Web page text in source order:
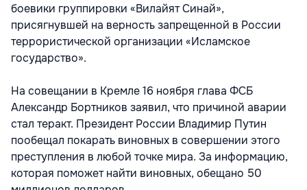
боевики группировки «Вилайят Синай»,
присягнувшей на верность запрещенной в России
террористической организации «Исламское
государство».
На совещании в Кремле 16 ноября глава ФСБ
Александр Бортников заявил, что причиной аварии
стал теракт. Президент России Владимир Путин
пообещал покарать виновных в совершении этого
преступления в любой точке мира. За информацию,
которая поможет найти виновных, обещано 50